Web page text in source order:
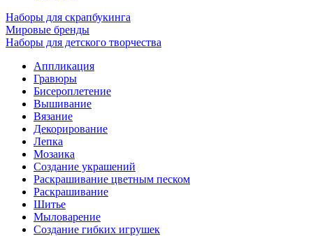
Наборы для скрапбукинга
Мировые бренды
Наборы для детского творчества
Аппликация
Гравюры
Бисероплетение
Вышивание
Вязание
Декорирование
Лепка
Мозаика
Создание украшений
Раскрашивание цветным песком
Раскрашивание
Шитье
Мыловарение
Создание гибких игрушек